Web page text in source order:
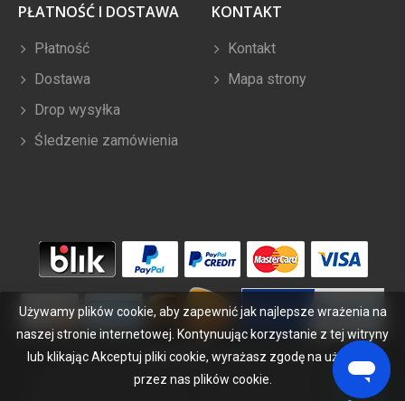
PŁATNOŚĆ I DOSTAWA
Płatność
Dostawa
Drop wysyłka
Śledzenie zamówienia
KONTAKT
Kontakt
Mapa strony
Copyright ©2026 bateriabuy.pl. Wszelkie prawa zastrzeżone.
Wyznaczone znaki handlowe i marki są własnością ich właścicieli.
Używamy plików cookie, aby zapewnić jak najlepsze wrażenia na
naszej stronie internetowej. Kontynuując korzystanie z tej witryny
lub klikając Akceptuj pliki cookie, wyrażasz zgodę na używanie
przez nas plików cookie.